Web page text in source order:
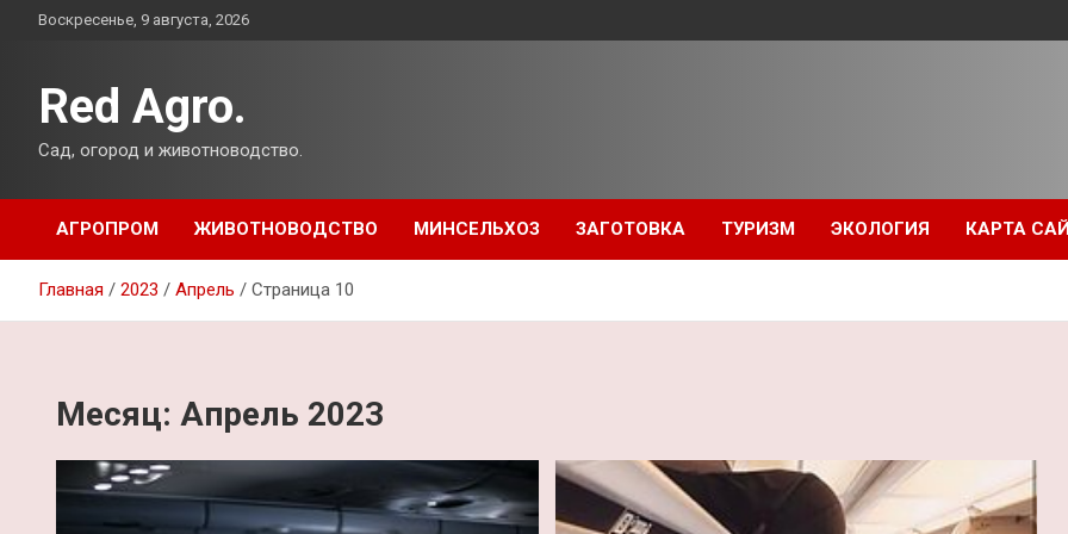
ПерейтиВоскресенье, 9 августа, 2026
Red Agro.
Сад, огород и животноводство.
АГРОПРОМ ЖИВОТНОВОДСТВО МИНСЕЛЬХОЗ ЗАГОТОВКА ТУРИЗМ ЭКОЛОГИЯ КАРТА
Главная 2023 Апрель Страница 10
Месяц: Апрель 2023